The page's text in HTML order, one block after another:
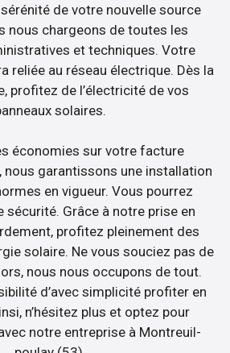
de votre nouvelle source
nous chargeons de toutes les
et techniques. Votre
reliée au réseau électrique. Dès la
profitez de l’électricité de vos
solaires.
économies sur votre facture
nous garantissons une installation
en vigueur. Vous pourrez
sécurité. Grâce à notre prise en
profitez pleinement des
solaire. Ne vous souciez pas de
nous nous occupons de tout.
d’avec simplicité profiter en
n’hésitez plus et optez pour
notre entreprise à Montreuil-